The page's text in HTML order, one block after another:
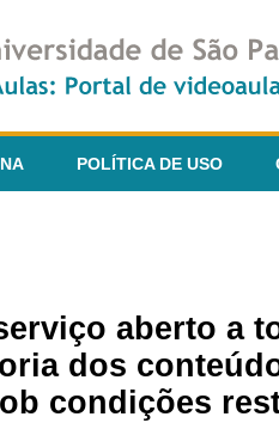
POLÍTICA DE USO
aberto a
dos
condições